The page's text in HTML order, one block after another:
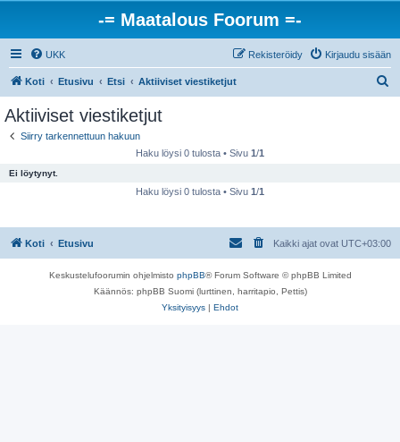
-= Maatalous Foorum =-
UKK Kirjaudu sisään
Rekisteröidy
Koti Etusivu Etsi Aktiiviset viestiketjut
Aktiiviset viestiketjut
Siirry tarkennettuun hakuun
Haku löysi 0 tulosta • Sivu 1/1
Ei löytynyt.
Haku löysi 0 tulosta • Sivu 1/1
Koti Etusivu Kaikki ajat ovat UTC+03:00
Keskustelufoorumin ohjelmisto phpBB® Forum Software © phpBB Limited
Käännös: phpBB Suomi (lurttinen, harritapio, Pettis)
Yksityisyys | Ehdot